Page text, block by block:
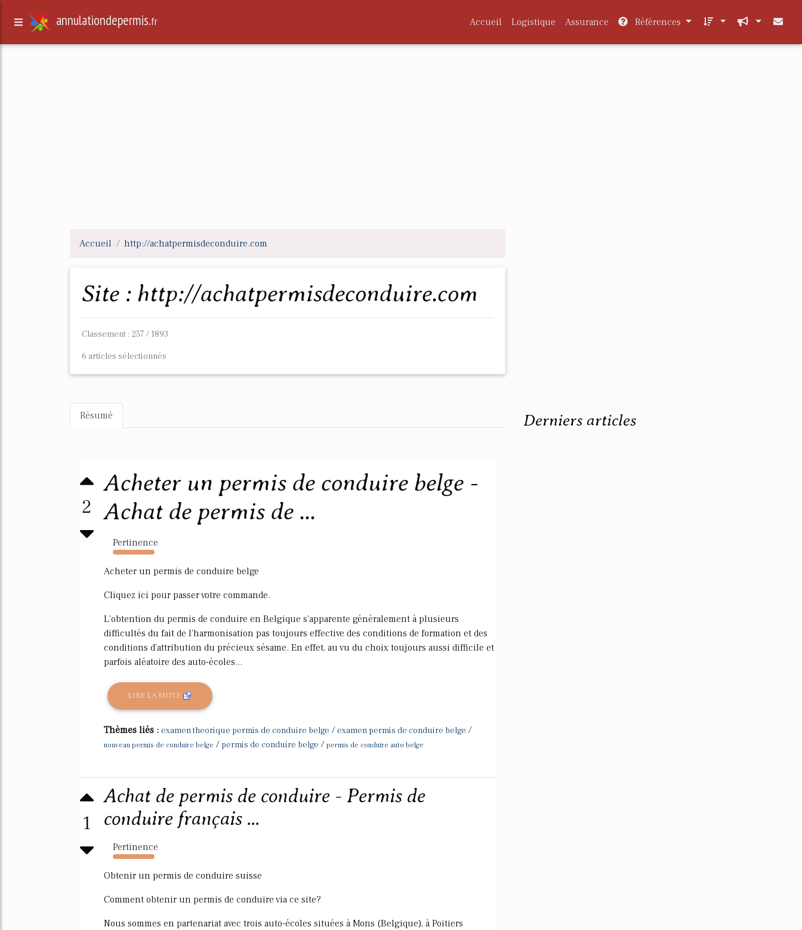
annulationdepermis.fr Accueil Logistique Assurance Références
Accueil http://achatpermisdeconduire.com
Site : http://achatpermisdeconduire.com
Classement : 257 / 1893
6 articles sélectionnés
Résumé
2
Acheter un permis de conduire belge -
Achat de permis de ...
Pertinence
1593%
Acheter un permis de conduire belge
Cliquez ici pour passer votre commande.
L'obtention du permis de conduire en Belgique s'apparente généralement à plusieurs
difficultés du fait de l'harmonisation pas toujours effective des conditions de formation et des
conditions d'attribution du précieux sésame. En effet, au vu du choix toujours aussi difficile et
parfois aléatoire des auto-écoles...
LIRE LA SUITE
Thèmes liés : examen theorique permis de conduire belge / examen permis de conduire belge /
nouveau permis de conduire belge / permis de conduire belge / permis de conduire auto belge
1
Achat de permis de conduire - Permis de
conduire français ...
Pertinence
1746%
Obtenir un permis de conduire suisse
Comment obtenir un permis de conduire via ce site?
Nous sommes en partenariat avec trois auto-écoles situées à Mons (Belgique), à Poitiers
Derniers articles